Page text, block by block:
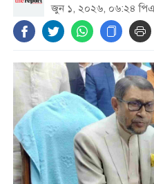
জুন ১, ২০২৬, ০৬:২৪